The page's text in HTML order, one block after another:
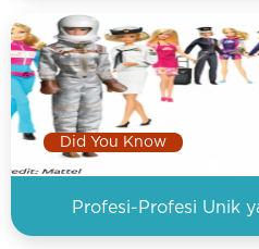
Did You Know
Profesi-Profesi Unik